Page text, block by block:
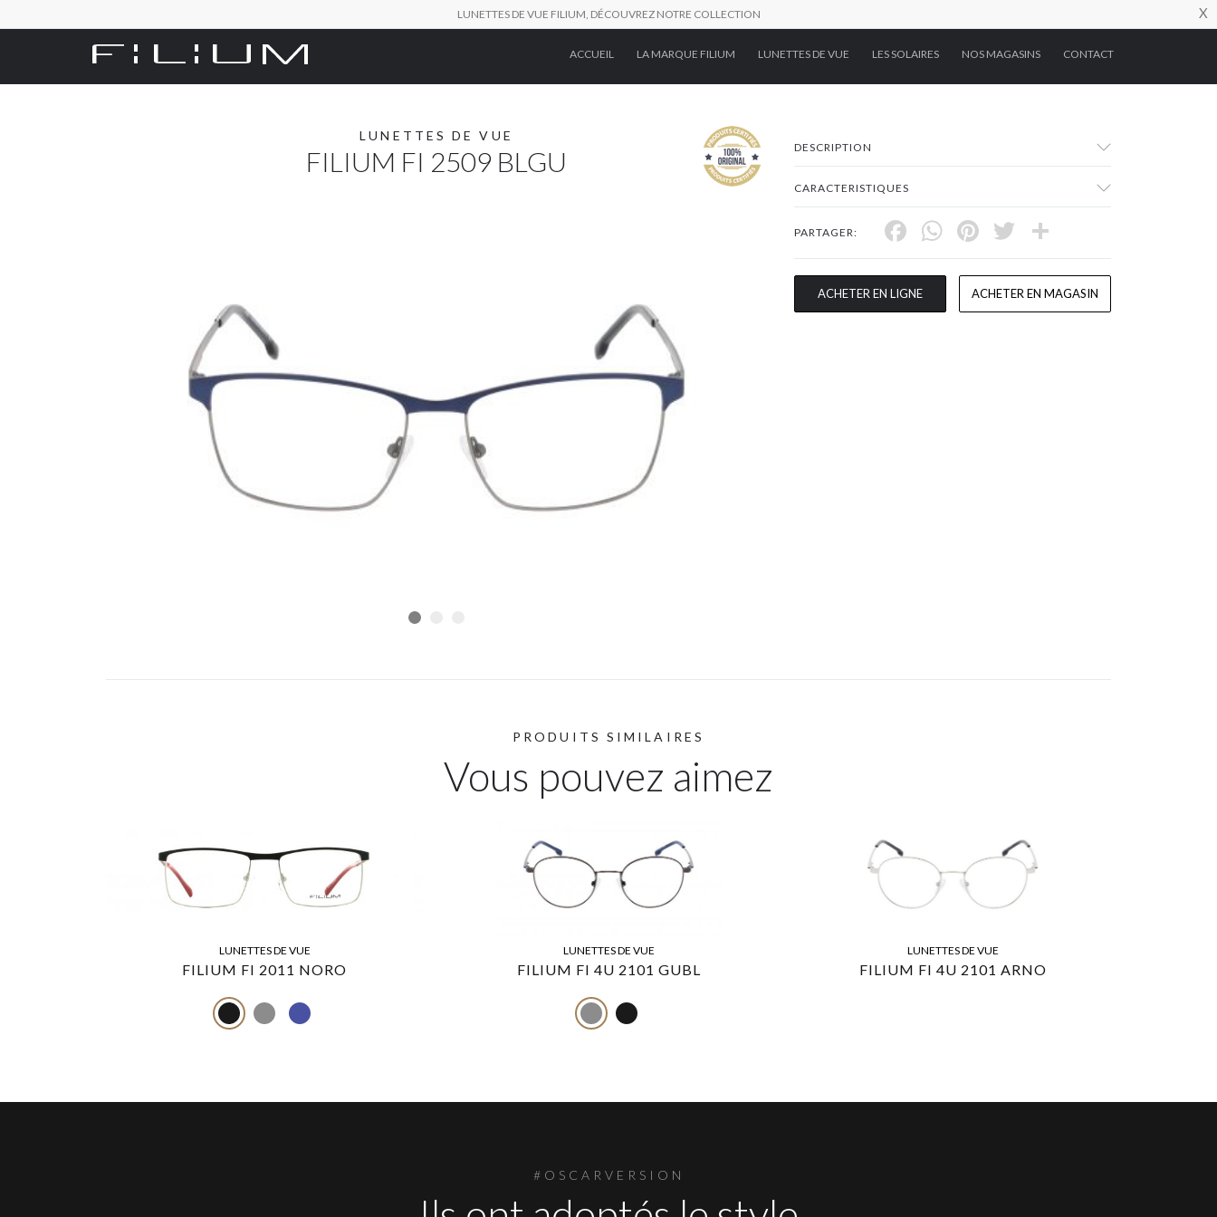
LUNETTES DE VUE FILIUM, DÉCOUVREZ NOTRE COLLECTION X
ACCUEIL LA MARQUE FILIUM LUNETTES DE VUE LES SOLAIRES NOS MAGASINS CONTACT
LUNETTES DE VUE
FILIUM FI 2509 BLGU DESCRIPTION
CARACTERISTIQUES
PARTAGER: Facebook
WhatsApp
Pinterest
Twitter
ACHETER EN LIGNE ACHETER EN MAGASIN
PRODUITS SIMILAIRES
Vous pouvez aimez
LUNETTES DE VUE
FILIUM FI 2011 NORO
LUNETTES DE VUE
FILIUM FI 4U 2101 GUBL
LUNETTES DE VUE
FILIUM FI 4U 2101 ARNO
#OSCARVERSION